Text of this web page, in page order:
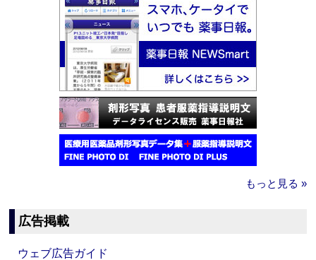
もっと見る »
広告掲載
ウェブ広告ガイド